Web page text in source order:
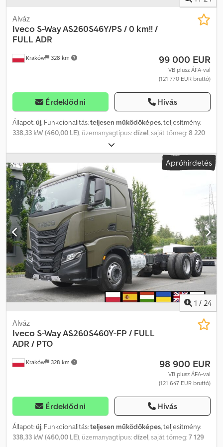
Kraków 328 km
Alváz
Iveco S-Way AS260S46Y/PS / 0 km!! /
FULL ADR
99 000 EUR
VB plusz ÁFA-val
(121 770 EUR bruttó)
Érdeklődni Hívás
Állapot:új, Funkcionalitás:teljesen működőképes, teljesítmény:
338,33 kW (460,00 LE) , üzemanyagtípus:dízel , saját tömeg:8 220
17 780 kg
tengelyelrendezés:6x2, szín:szürke, vezetőfülke:alvófülke,
hajtástípus:automata , kibocsátási osztály:
, Gyártási év:
2026, Felszereltség:AdBlue, Tachográf, differenciálzár, fedélzeti
számítógép, légkondicionálás, tempomat, utánfutó vonófej
Iveco S-Way AS260S46Y/PS / futásteljesítmény nélkül / FULL ADR /
kormányzott tengely 2026-os év Futott 0 km!!! FULL ADR Műszaki
adatok Össztömeg 26000 kg Súlya 8220 kg Hasznos teher 17780
kg 460 LE 3 tengelyes emelés és kormányzás Euro 6 Adblue
Ringfeder vonóhorog Felépítmény nélküli jármű Tengelytáv 510
cm A keret magassága 105 cm A keret hossza 745 cm A hálófülke 2
ágyas Automata sebességváltó Automata klíma Webasto Fedélzeti
számítógép Differenciálzár Djdpfxozrl Rpo Ag Nock Tachográf
Tempomat Hűtőszekrény Új jármű, Iveco bemutatóteremben
vásárolt Futás nélkül, teljes dokumentációval
Apróhirdetés
1 / 24
Kraków 328 km
Alváz
Iveco S-Way AS260S460Y-FP / FULL
ADR / PTO
98 900 EUR
VB plusz ÁFA-val
(121 647 EUR bruttó)
Érdeklődni Hívás
Állapot:új, Funkcionalitás:teljesen működőképes, teljesítmény:
338,33 kW (460,00 LE), üzemanyagtípus:dízel, saját tömeg:7 129